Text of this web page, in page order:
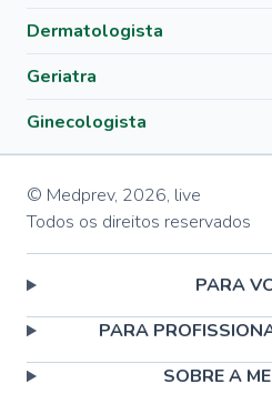
Dermatologista
Geriatra
Ginecologista
© Medprev, 2026, live
Todos os direitos reservados
PARA
PARA
SOBRE A